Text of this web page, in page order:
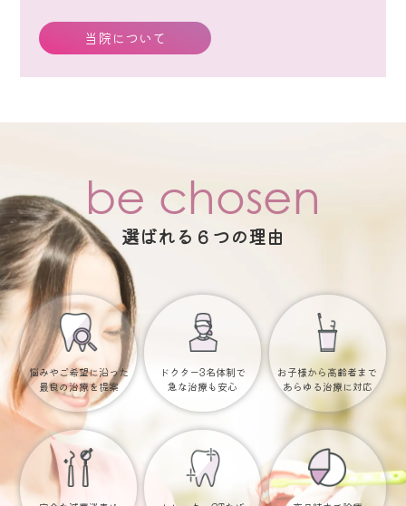
当院について
be chosen
選ばれる６つの理由
悩みやご希望に沿った
最良の治療を提案
ドクター3名体制で
急な治療も安心
お子様から高齢者まで
あらゆる治療に対応